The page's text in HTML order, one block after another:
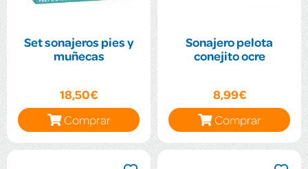
Set sonajeros pies y
muñecas
18,50€
Comprar
Sonajero pelota
conejito ocre
8,99€
Comprar